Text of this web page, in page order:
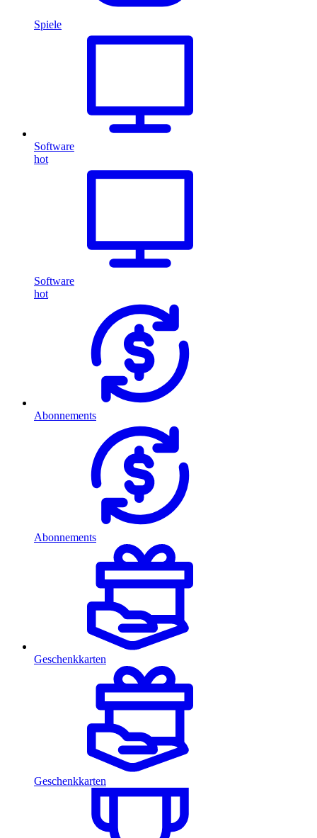
Spiele
Software
hot
Software
hot
Abonnements
Abonnements
Geschenkkarten
Geschenkkarten